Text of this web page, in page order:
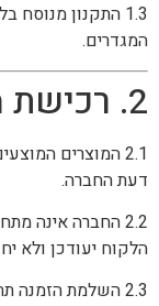
1.3 התקנון
המגדרים.
2. רכישת מוצרים באתר
2.1 המוצרים
דעת החברה.
2.2 החברה אינה
הלקוח יעודכן ולא
2.3 השלמת הזמנה תתבצע לאחר אישור חברת האשראי בלבד.